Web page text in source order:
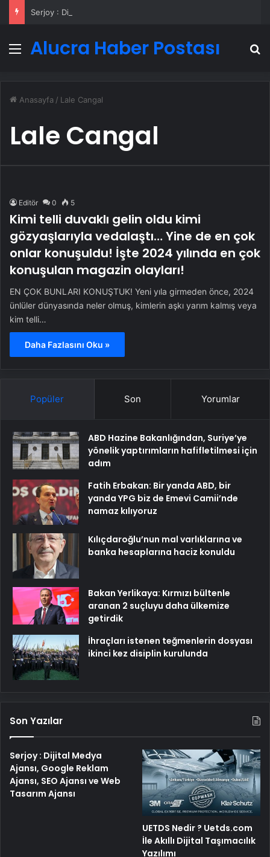
MenüAlucra Haber Postası
Anasayfa / Lale Cangal
Lale Cangal
Editör 0 5
Kimi telli duvaklı gelin oldu kimi
gözyaşlarıyla vedalaştı… Yine de en çok
onlar konuşuldu! İşte 2024 yılında en çok
konuşulan magazin olayları!
EN ÇOK BUNLARI KONUŞTUK! Yeni yıla girmeden önce, 2024
ünlüler dünyasında neler olmuş, kimlerin aşkı yarım kalmış veya
kim telli…
Daha Fazlasını Oku »
Popüler Son Yorumlar
ABD Hazine Bakanlığından, Suriye’ye
yönelik yaptırımların hafifletilmesi için
adım
Fatih Erbakan: Bir yanda ABD, bir
yanda YPG biz de Emevi Camii’nde
namaz kılıyoruz
Kılıçdaroğlu’nun mal varlıklarına ve
banka hesaplarına haciz konuldu
Bakan Yerlikaya: Kırmızı bültenle
aranan 2 suçluyu daha ülkemize
getirdik
İhraçları istenen teğmenlerin dosyası
ikinci kez disiplin kurulunda
Son Yazılar
Serjoy : Dijital Medya
Ajansı, Google Reklam
Ajansı, SEO Ajansı ve Web
Tasarım Ajansı
UETDS Nedir ? Uetds.com
İle Akıllı Dijital Taşımacılık
Yazılımı